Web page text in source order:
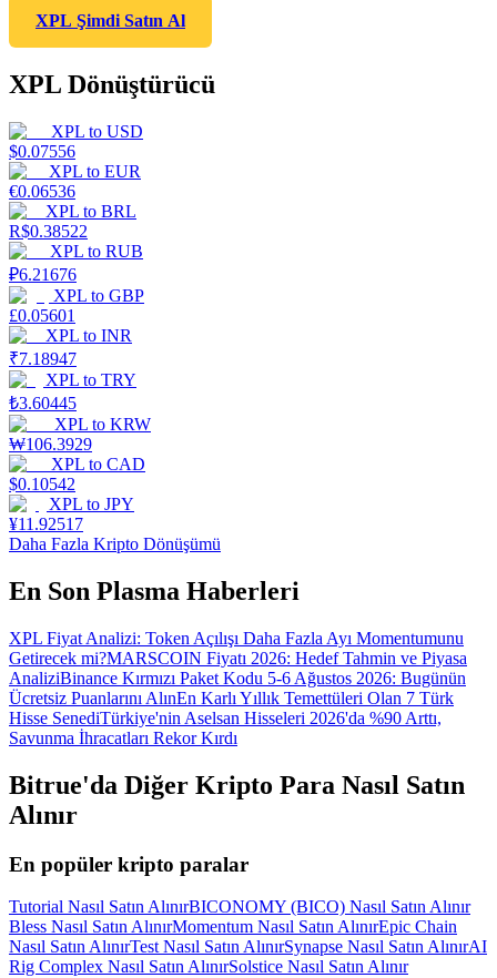
XPL Şimdi Satın Al
XPL Dönüştürücü
XPL to USD
$0.07556
XPL to EUR
€0.06536
XPL to BRL
R$0.38522
XPL to RUB
₽6.21676
XPL to GBP
£0.05601
XPL to INR
₹7.18947
XPL to TRY
₺3.60445
XPL to KRW
₩106.3929
XPL to CAD
$0.10542
XPL to JPY
¥11.92517
Daha Fazla Kripto Dönüşümü
En Son Plasma Haberleri
XPL Fiyat Analizi: Token Açılışı Daha Fazla Ayı Momentumunu
Getirecek mi?MARSCOIN Fiyatı 2026: Hedef Tahmin ve Piyasa
AnaliziBinance Kırmızı Paket Kodu 5-6 Ağustos 2026: Bugünün
Ücretsiz Puanlarını AlınEn Karlı Yıllık Temettüleri Olan 7 Türk
Hisse SenediTürkiye'nin Aselsan Hisseleri 2026'da %90 Arttı,
Savunma İhracatları Rekor Kırdı
Bitrue'da Diğer Kripto Para Nasıl Satın
Alınır
En popüler kripto paralar
Tutorial Nasıl Satın AlınırBICONOMY (BICO) Nasıl Satın Alınır
Bless Nasıl Satın AlınırMomentum Nasıl Satın AlınırEpic Chain
Nasıl Satın AlınırTest Nasıl Satın AlınırSynapse Nasıl Satın AlınırAI
Rig Complex Nasıl Satın AlınırSolstice Nasıl Satın Alınır